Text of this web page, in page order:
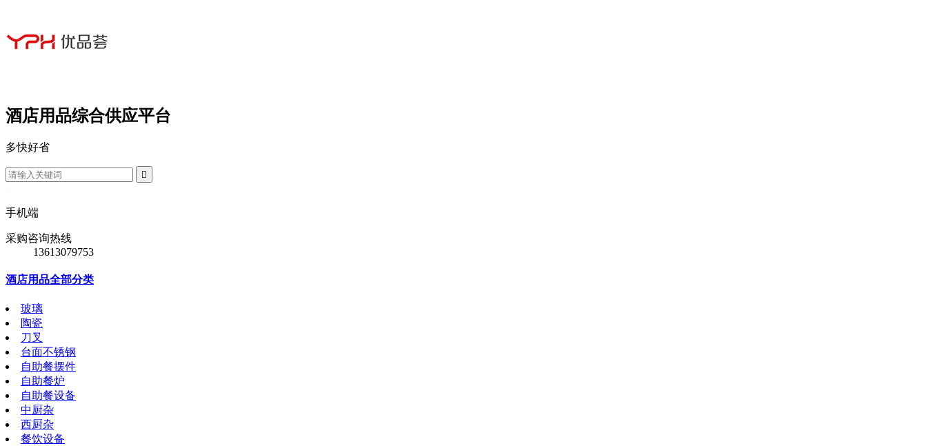
酒店用品综合供应平台
多快好省

手机端
采购咨询热线
13613079753
酒店用品全部分类
玻璃
陶瓷
刀叉
台面不锈钢
自助餐摆件
自助餐炉
自助餐设备
中厨杂
西厨杂
餐饮设备